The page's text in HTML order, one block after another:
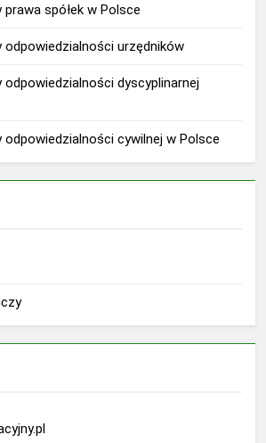
spółek w Polsce
odpowiedzialności urzędników
odpowiedzialności dyscyplinarnej
odpowiedzialności cywilnej w Polsce